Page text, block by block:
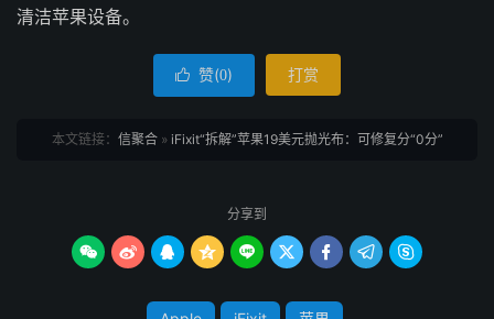
清洁苹果设备。
 赞(0) 打赏
本文链接： 信聚合» iFixit“拆解”苹果19美元抛光布：可修复分“0分”
分享到
        